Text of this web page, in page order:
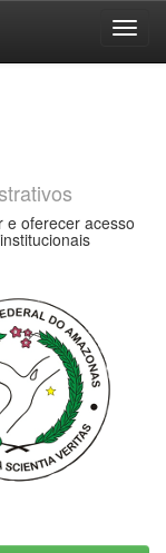
e oferecer acesso